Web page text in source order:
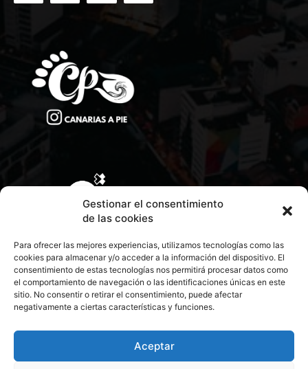
Gestionar el consentimiento
de las cookies
Para ofrecer las mejores experiencias, utilizamos tecnologías como las
cookies para almacenar y/o acceder a la información del dispositivo. El
consentimiento de estas tecnologías nos permitirá procesar datos como
el comportamiento de navegación o las identificaciones únicas en este
sitio. No consentir o retirar el consentimiento, puede afectar
negativamente a ciertas características y funciones.
Aceptar
CONTACTA CON NOSOTROS